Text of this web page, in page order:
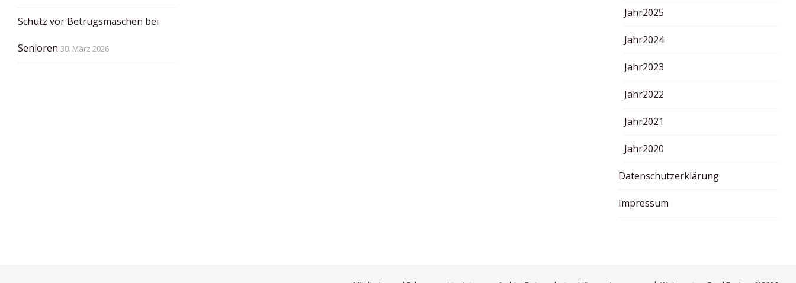
Schutz vor Betrugsmaschen bei
Senioren 30. März 2026
Jahr2025
Jahr2024
Jahr2023
Jahr2022
Jahr2021
Jahr2020
Datenschutzerklärung
Impressum